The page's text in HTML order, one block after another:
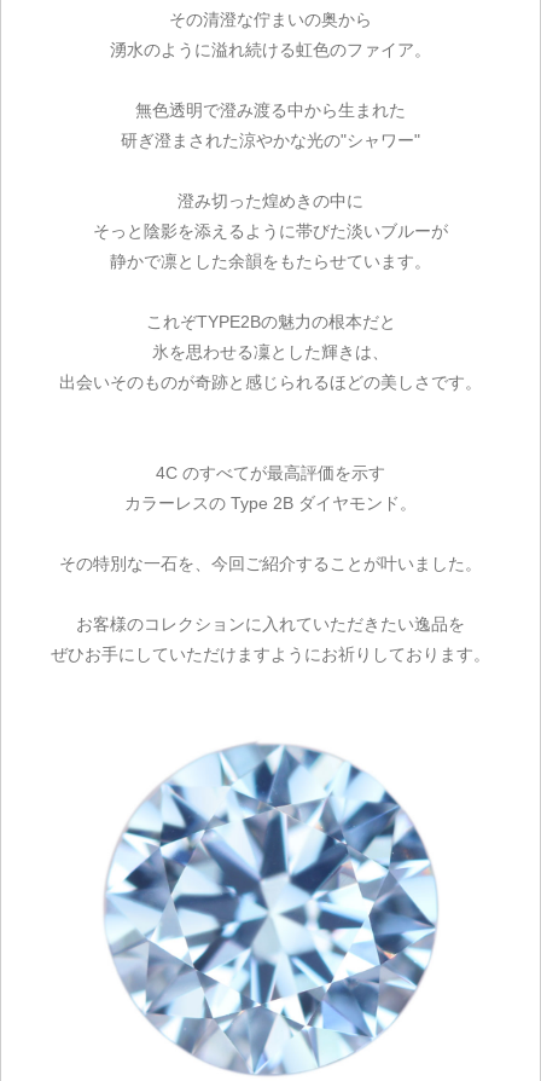
その清澄な佇まいの奥から
湧水のように溢れ続ける虹色のファイア。
無色透明で澄み渡る中から生まれた
研ぎ澄まされた涼やかな光の"シャワー"
澄み切った煌めきの中に
そっと陰影を添えるように帯びた淡いブルーが
静かで凛とした余韻をもたらせています。
これぞTYPE2Bの魅力の根本だと
氷を思わせる凜とした輝きは、
出会いそのものが奇跡と感じられるほどの美しさです。
4C のすべてが最高評価を示す
カラーレスの Type 2B ダイヤモンド。
その特別な一石を、今回ご紹介することが叶いました。
お客様のコレクションに入れていただきたい逸品を
ぜひお手にしていただけますようにお祈りしております。